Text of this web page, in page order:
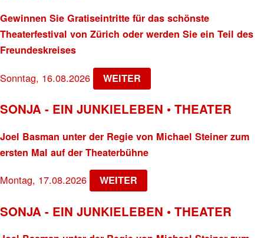
Gewinnen Sie Gratiseintritte für das schönste
Theaterfestival von Zürich oder werden Sie ein Teil des
Freundeskreises
Sonntag, 16.08.2026 WEITER
SONJA - EIN JUNKIELEBEN • THEATER
Joel Basman unter der Regie von Michael Steiner zum
ersten Mal auf der Theaterbühne
Montag, 17.08.2026 WEITER
SONJA - EIN JUNKIELEBEN • THEATER